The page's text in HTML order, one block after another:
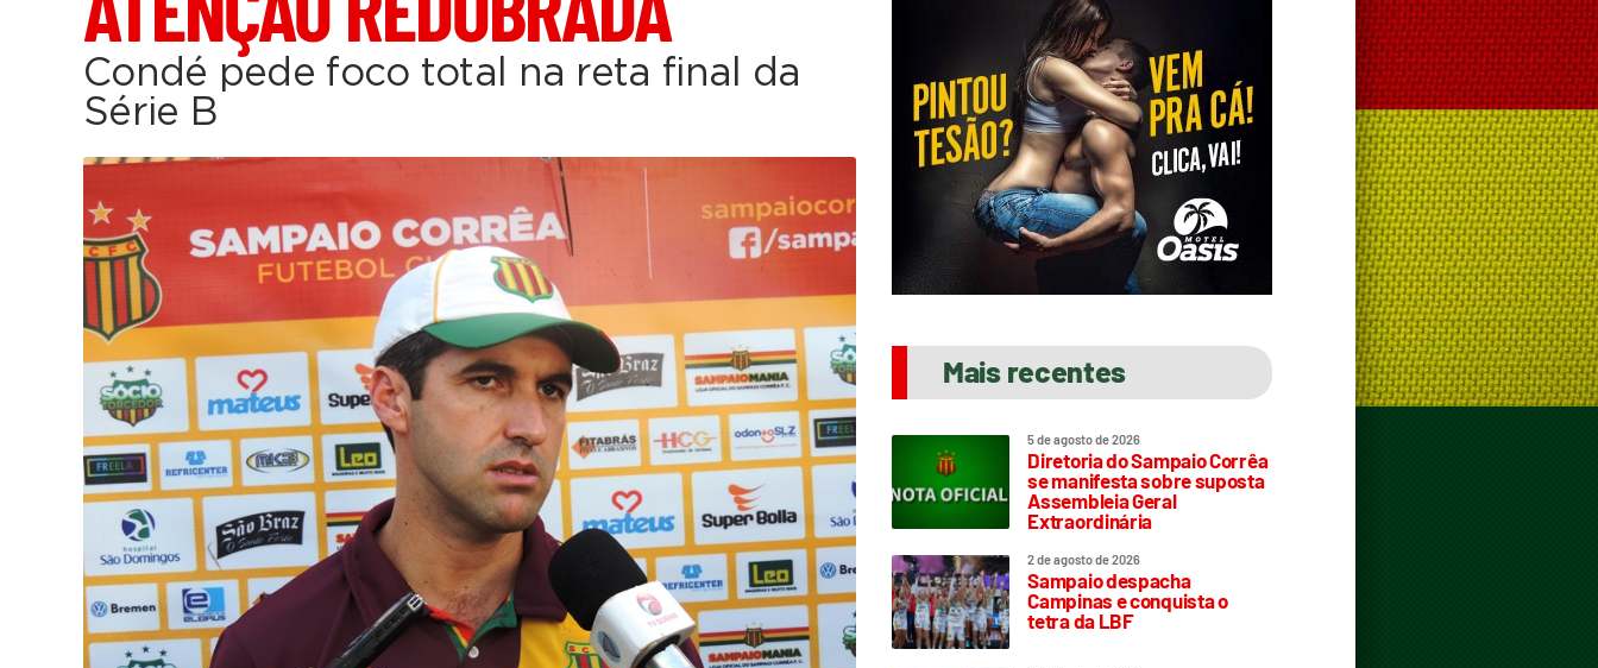
Condé pede foco total na reta final da
Série B
Mais recentes
5 de agosto de 2026
Diretoria do Sampaio Corrêa
se manifesta sobre suposta
Assembleia Geral
Extraordinária
2 de agosto de 2026
Sampaio despacha
Campinas e conquista o
tetra da LBF